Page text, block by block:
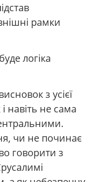
рамки
логіка
з усієї
навіть не сама
чи не починає
говорити з